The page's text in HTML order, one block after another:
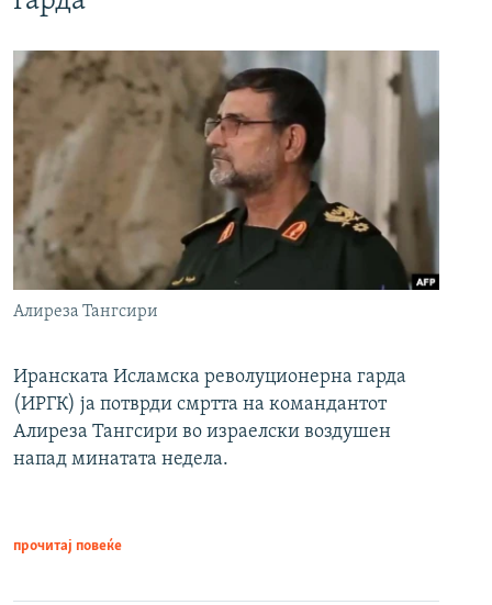
Алиреза Тангсири
Иранската Исламска револуционерна гарда
(ИРГК) ја потврди смртта на командантот
Алиреза Тангсири во израелски воздушен
напад минатата недела.
прочитај повеќе